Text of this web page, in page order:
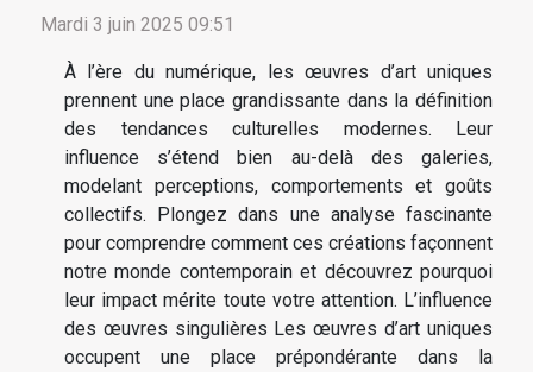
Mardi 3 juin 2025 09:51
À l’ère du numérique, les œuvres d’art uniques
prennent une place grandissante dans la définition
des tendances culturelles modernes. Leur
influence s’étend bien au-delà des galeries,
modelant perceptions, comportements et goûts
collectifs. Plongez dans une analyse fascinante
pour comprendre comment ces créations façonnent
notre monde contemporain et découvrez pourquoi
leur impact mérite toute votre attention. L’influence
des œuvres singulières Les œuvres d’art uniques
occupent une place prépondérante dans la